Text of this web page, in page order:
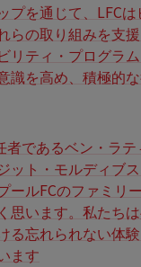
プを通じて、LFC
らの取り組みを支
リティ・プログラ
識を高め、積極的
者であるベン・ラ
ット・モルディブ
ールFCのファミリ
思います。私たち
る忘れられない体
ます